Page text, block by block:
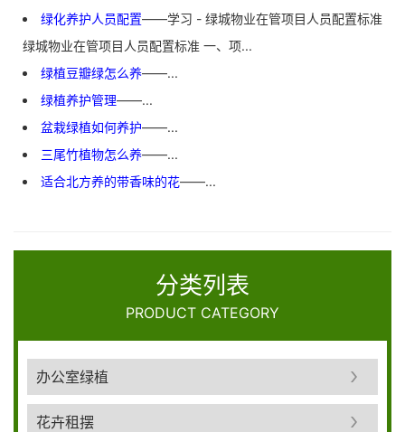
绿化养护人员配置——学习 - 绿城物业在管项目人员配置标准
绿城物业在管项目人员配置标准 一、项...
绿植豆瓣绿怎么养——...
绿植养护管理——...
盆栽绿植如何养护——...
三尾竹植物怎么养——...
适合北方养的带香味的花——...
分类列表
PRODUCT CATEGORY
办公室绿植
花卉租摆